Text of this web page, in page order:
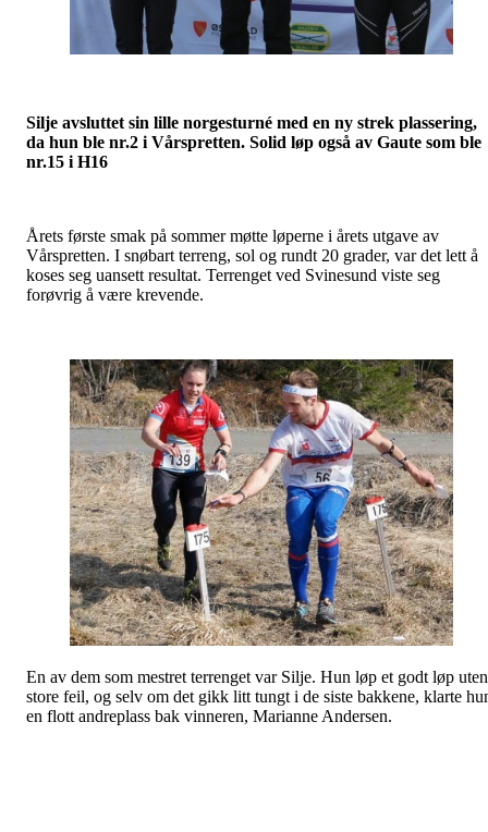
Silje avsluttet sin lille norgesturné med en ny strek plassering,
da hun ble nr.2 i Vårspretten. Solid løp også av Gaute som ble
nr.15 i H16
Årets første smak på sommer møtte løperne i årets utgave av
Vårspretten. I snøbart terreng, sol og rundt 20 grader, var det lett å
koses seg uansett resultat. Terrenget ved Svinesund viste seg
forøvrig å være krevende.
En av dem som mestret terrenget var Silje. Hun løp et godt løp uten
store feil, og selv om det gikk litt tungt i de siste bakkene, klarte
en flott andreplass bak vinneren, Marianne Andersen.